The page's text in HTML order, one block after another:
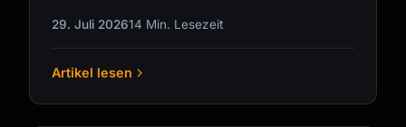
29. Juli 202614 Min. Lesezeit
Artikel lesen